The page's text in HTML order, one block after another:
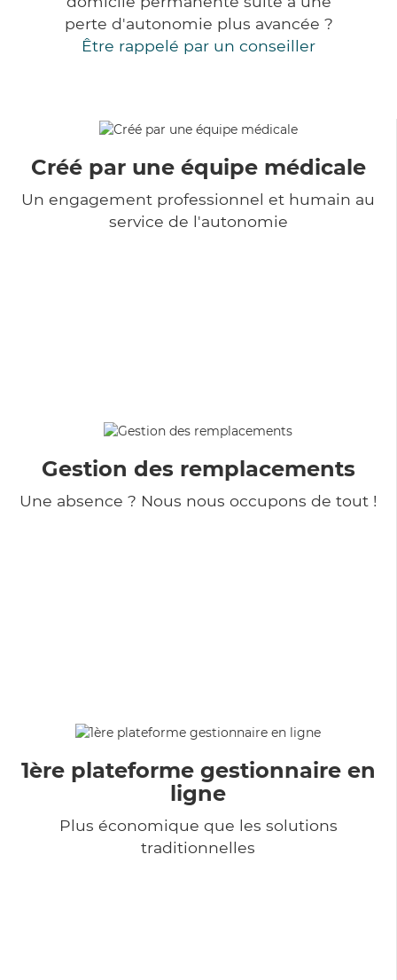
perte d'autonomie plus avancée ?
Être rappelé par un conseiller
Créé par une équipe médicale
Un engagement professionnel et humain au
service de l'autonomie
Gestion des remplacements
Une absence ? Nous nous occupons de tout !
1ère plateforme gestionnaire en
ligne
Plus économique que les solutions
traditionnelles